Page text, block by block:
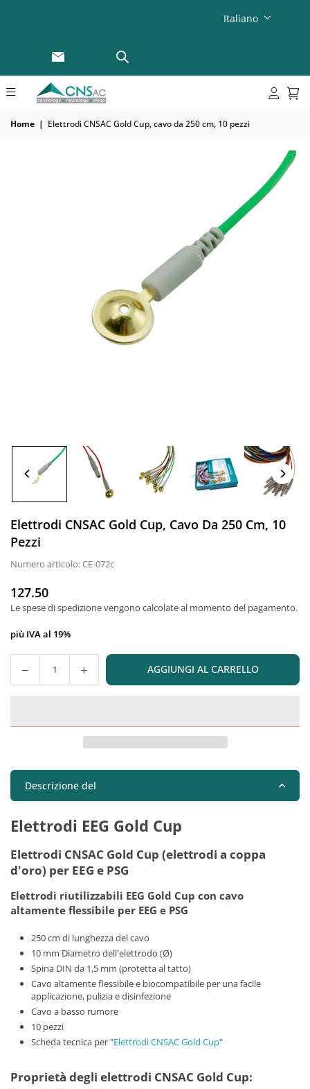
Italiano
Home | Elettrodi CNSAC Gold Cup, cavo da 250 cm, 10 pezzi
Elettrodi CNSAC Gold Cup, Cavo Da 250 Cm, 10
Pezzi
Numero articolo:CE-072c
Prezzo
normale
127.50
Le spese di spedizionevengono calcolate al momento del pagamento.
più IVA al 19%
Quantità AGGIUNGI AL CARRELLO
Descrizione del
Elettrodi EEG Gold Cup
Elettrodi CNSAC Gold Cup (elettrodi a coppa
d'oro) per EEG e PSG
Elettrodi riutilizzabili EEG Gold Cup con cavo
altamente flessibile per EEG e PSG
250 cm di lunghezza del cavo
10 mm Diametro dell'elettrodo (Ø)
Spina DIN da 1,5 mm (protetta al tatto)
Cavo altamente flessibile e biocompatibile per una facile
applicazione, pulizia e disinfezione
Cavo a basso rumore
10 pezzi
Scheda tecnica per "Elettrodi CNSAC Gold Cup"
Proprietà degli elettrodi CNSAC Gold Cup: